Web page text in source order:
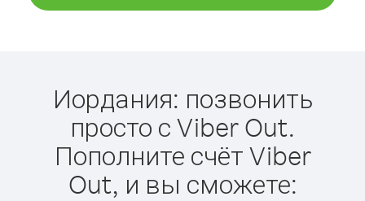
Иордания: позвонить
просто с Viber Out.
Пополните счёт Viber
Out, и вы сможете: